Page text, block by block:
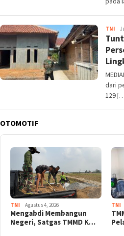
TNI
dari
129
OTOMOTIF
TNI Agustus 4, 2026
Mengabdi Membangun
Negeri, Satgas TMMD K…
TNI